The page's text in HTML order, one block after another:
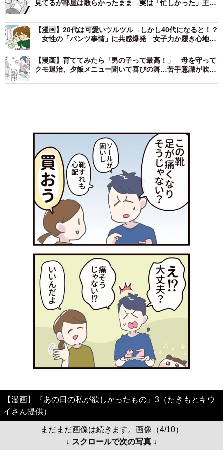
見てるが部屋は散らかったまま→実は「忙しかった」主婦
【漫画】20代は可愛いツルツル→しかし40代になると！？
女性の「パンツ事情」に共感爆発 女子力か履き心地
【漫画】育ててみたら「男の子って最高！」 母を守って
クモ退治、夕飯メニュー聞いて喜びの舞…苦手意識が吹き
【漫画】『あの日の私が欲しかったもの』3（たきもとキウ
イさん提供）
まだまだ画像は続きます。画像（4/10）
↓ スクロールで次の写真 ↓